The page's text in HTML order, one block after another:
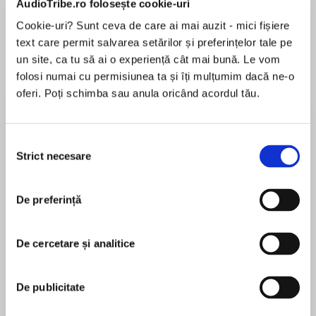
AudioTribe.ro folosește cookie-uri
Cookie-uri? Sunt ceva de care ai mai auzit - mici fișiere
text care permit salvarea setărilor și preferințelor tale pe
un site, ca tu să ai o experiență cât mai bună. Le vom
folosi numai cu permisiunea ta și îți mulțumim dacă ne-o
oferi. Poți schimba sau anula oricând acordul tău.
consimțământului
Strict necesare
De preferință
De cercetare și analitice
De publicitate
Desprecarte
Return to the world of the Liveships Traders and
journey along the Rain Wild River in the third
enter…
The dragons and their keepers have discovered
Kelsingra but so far only Heeby has succeeded
in flying over the river to enter the fabled city.
pentru această carte
Robin Hobb is one of the world’s finest writers of